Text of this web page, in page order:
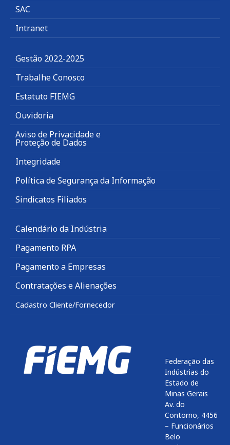
SAC
Intranet
Gestão 2022-2025
Trabalhe Conosco
Estatuto FIEMG
Ouvidoria
Aviso de Privacidade e
Proteção de Dados
Integridade
Política de Segurança da Informação
Sindicatos Filiados
Calendário da Indústria
Pagamento RPA
Pagamento a Empresas
Contratações e Alienações
Cadastro Cliente/Fornecedor
Federação das
Indústrias do
Estado de
Minas Gerais
Av. do
Contorno, 4456
– Funcionários
Belo